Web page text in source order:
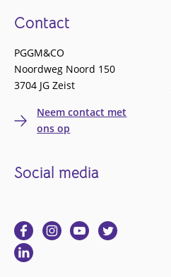
Footer
Contact
PGGM&CO
Noordweg Noord 150
3704 JG Zeist
Neem contact met
ons op
Social media
Ga
naar
Facebook
Ga
Ga
Ga
Ga